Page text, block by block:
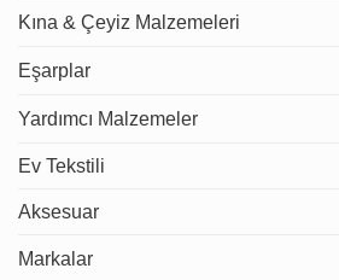
Kına & Çeyiz Malzemeleri
Eşarplar
Yardımcı Malzemeler
Ev Tekstili
Aksesuar
Markalar